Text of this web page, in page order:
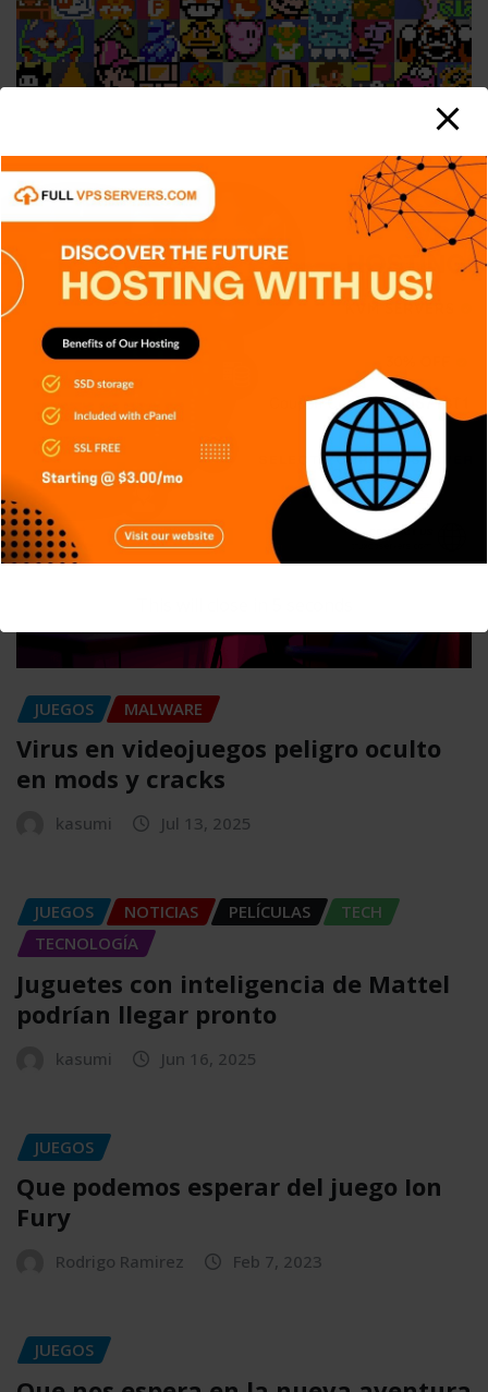
DISPOSITIVOS JUEGOS
RETRO
TECH
TECNOLOGÍA
Videojuegos retro: más que
entretenimiento, una herencia
cultural
Carlos Conde
JUEGOS MALWARE
Virus en videojuegos peligro oculto
en mods y cracks
kasumi Jul 13, 2025
JUEGOS NOTICIAS PELÍCULAS
TECH
TECNOLOGÍA
Juguetes con inteligencia de Mattel
podrían llegar pronto
kasumi Jun 16, 2025
JUEGOS
Que podemos esperar del juego Ion
Fury
Rodrigo Ramirez Feb 7, 2023
JUEGOS